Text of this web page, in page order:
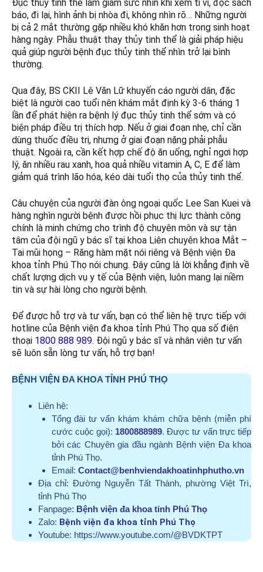
Đục thủy tinh thể làm giảm sức nhìn khi xem ti vi, đọc sách
báo, đi lại, hình ảnh bị nhòa đi, không nhìn rõ… Những người
bị cả 2 mắt thường gặp nhiều khó khăn hơn trong sinh hoạt
hàng ngày. Phẫu thuật thay thủy tinh thể là giải pháp hiệu
quả giúp người bệnh đục thủy tinh thể nhìn trở lại bình
thường.
Qua đây, BS CKII Lê Văn Lữ khuyến cáo người dân, đặc
biệt là người cao tuổi nên khám mắt định kỳ 3-6 tháng 1
lần để phát hiện ra bệnh lý đục thủy tinh thể sớm và có
biện pháp điều trị thích hợp. Nếu ở giai đoạn nhẹ, chỉ cần
dùng thuốc điều trị, nhưng ở giai đoạn nặng phải phẫu
thuật. Ngoài ra, cần kết hợp chế độ ăn uống, nghỉ ngơi hợp
lý, ăn nhiều rau xanh, hoa quả nhiều vitamin A, C, E để làm
giảm quá trình lão hóa, kéo dài tuổi thọ của thủy tinh thể.
Câu chuyện của người đàn ông ngoại quốc Lee San Kuei và
hàng nghìn người bệnh được hồi phục thị lực thành công
chính là minh chứng cho trình độ chuyên môn và sự tận
tâm của đội ngũ y bác sĩ tại khoa Liên chuyên khoa Mắt –
Tai mũi họng – Răng hàm mặt nói riêng và Bệnh viện Đa
khoa tỉnh Phú Thọ nói chung. Đây cũng là lời khẳng định về
chất lượng dịch vụ y tế của Bệnh viện, luôn mang lại niềm
tin và sự hài lòng cho người bệnh.
Để được hỗ trợ và tư vấn, bạn có thể liên hệ trực tiếp với
hotline của Bệnh viện đa khoa tỉnh Phú Thọ qua số điện
thoại 1800 888 989. Đội ngũ y bác sĩ và nhân viên tư vấn
sẽ luôn sẵn lòng tư vấn, hỗ trợ bạn!
BỆNH VIỆN ĐA KHOA TỈNH PHÚ THỌ
Liên hệ:
Tổng đài tư vấn khám khám chữa bệnh (miễn phí
cước cuộc gọi): 1800888989. Được tư vấn trực tiếp
bởi các Chuyên gia đầu ngành Bệnh viện Đa khoa
tỉnh Phú Thọ.
Email: Contact@benhviendakhoatinhphutho.vn
Địa chỉ: Đường Nguyễn Tất Thành, phường Việt Trì,
tỉnh Phú Thọ
Fanpage: Bệnh viện đa khoa tỉnh Phú Thọ
Zalo: Bệnh viện đa khoa tỉnh Phú Thọ
Youtube: https://www.youtube.com/@BVDKTPT